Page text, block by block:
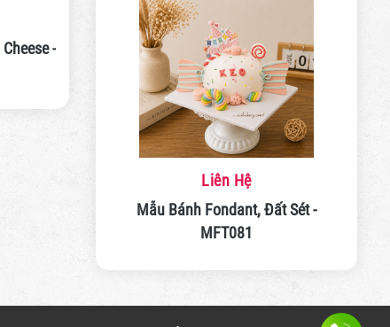
-
Liên Hệ
Mẫu Bánh Fondant, Đất Sét -
MFT081